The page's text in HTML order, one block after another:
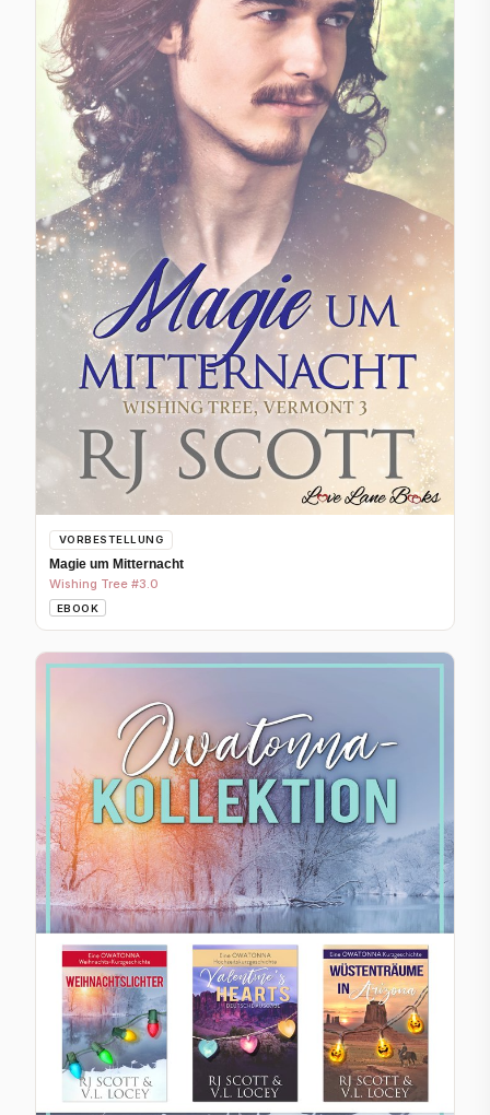
VORBESTELLUNG
Magie um Mitternacht
Wishing Tree #3.0
EBOOK